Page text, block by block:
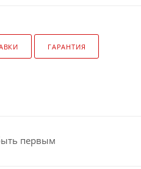
ГАРАНТИЯ
первым